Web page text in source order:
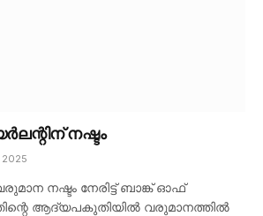
നഷ്ടം
നഷ്ടം നേരിട്ട് ബാങ്ക് ഓഫ്
ആദ്യപകുതിയിൽ വരുമാനത്തിൽ